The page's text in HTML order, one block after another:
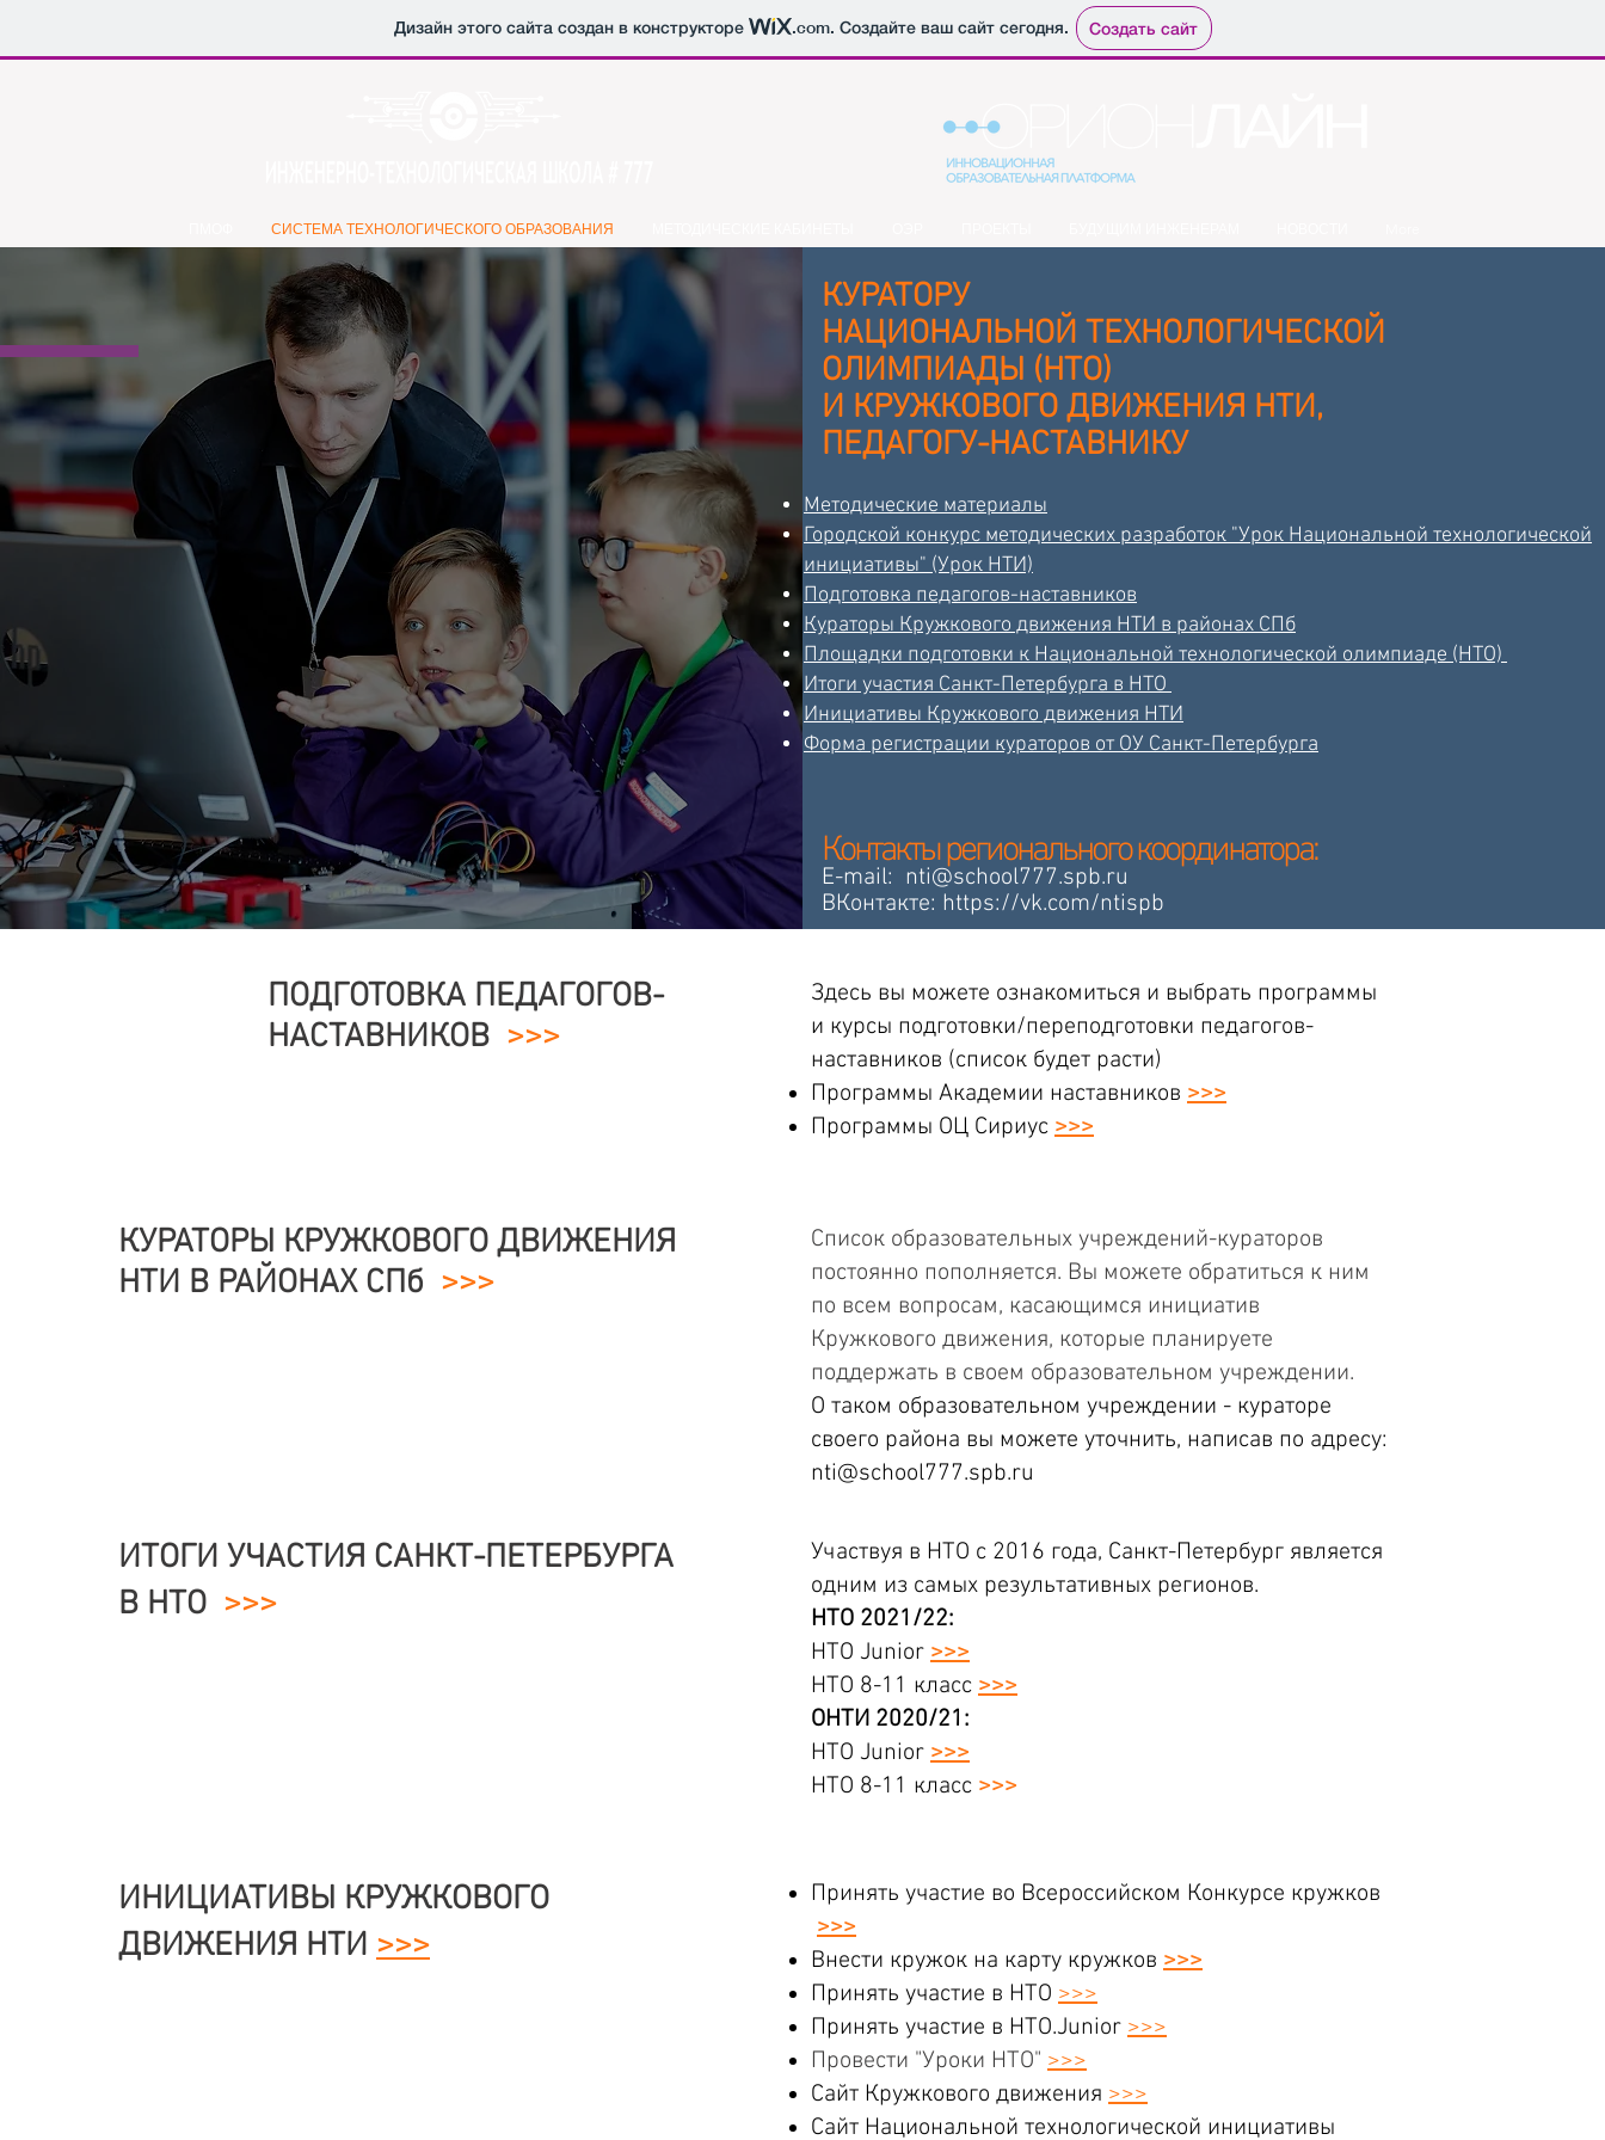
Дизайн этого сайта создан в конструкторе .com. Создайте ваш сайт сегодня. Создать сайт
СИСТЕМА ТЕХНОЛОГИЧЕСКОГО ОБРАЗОВАНИЯ
КУРАТОРУ
НАЦИОНАЛЬНОЙ ТЕХНОЛОГИЧЕСКОЙ
ОЛИМПИАДЫ (НТО)
И КРУЖКОВОГО ДВИЖЕНИЯ НТИ,
ПЕДАГОГУ-НАСТАВНИКУ
Методические материалы
Городской конкурс методических разработок "Урок Национальной технологической
инициативы" (Урок НТИ)
Подготовка педагогов-наставников
Кураторы Кружкового движения НТИ в районах СПб
Площадки подготовки к Национальной технологической олимпиаде (НТО)
Итоги участия Санкт-Петербурга в НТО
Инициативы Кружкового движения НТИ
Форма регистрации кураторов от ОУ Санкт-Петербурга
Контакты регионального координатора:
E-mail: nti@school777.spb.ru
ВКонтакте: https://vk.com/ntispb
ПОДГОТОВКА ПЕДАГОГОВ-
НАСТАВНИКОВ >>>
Здесь вы можете ознакомиться и выбрать программы
и курсы подготовки/переподготовки педагогов-
наставников (список будет расти)
Программы Академии наставников >>>
Программы ОЦ Сириус >>>
КУРАТОРЫ КРУЖКОВОГО ДВИЖЕНИЯ
НТИ В РАЙОНАХ СПб >>>
Список образовательных учреждений-кураторов
постоянно пополняется. Вы можете обратиться к ним
по всем вопросам, касающимся инициатив
Кружкового движения, которые планируете
поддержать в своем образовательном учреждении.
О таком образовательном учреждении - кураторе
своего района вы можете уточнить, написав по адресу:
nti@school777.spb.ru
ИТОГИ УЧАСТИЯ САНКТ-ПЕТЕРБУРГА
В НТО >>>
Участвуя в НТО с 2016 года, Санкт-Петербург является
одним из самых результативных регионов.
НТО 2021/22:
НТО Junior >>>
НТО 8-11 класс >>>
ОНТИ 2020/21:
НТО Junior >>>
НТО 8-11 класс >>>
ИНИЦИАТИВЫ КРУЖКОВОГО
ДВИЖЕНИЯ НТИ >>>
Принять участие во Всероссийском Конкурсе кружков
>>>
Внести кружок на карту кружков >>>
Принять участие в НТО >>>
Принять участие в НТО.Junior >>>
Провести "Уроки НТО" >>>
Cайт Кружкового движения >>>
Cайт Национальной технологической инициативы